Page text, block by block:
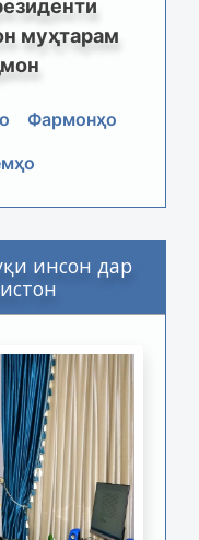
муҳтарам
Фармонҳо
инсон дар